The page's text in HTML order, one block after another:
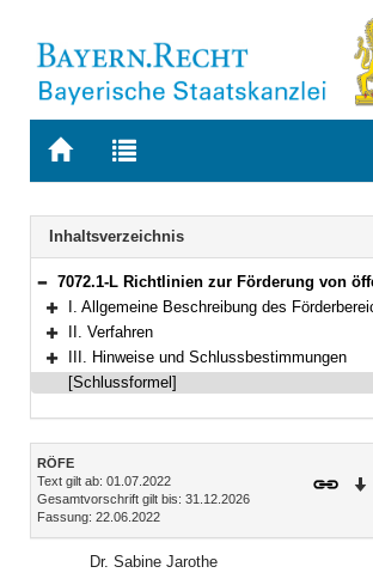
Zur
BAYERN.RECHT
Zur
letzten
Suche
Navigation
Inhaltsverzeichnis
Bereich reduzieren
7072.1-L Richtlinien zur Förderung von öffentlichen touristischen Infrastruktureinrichtungen (RÖFE) Bekanntmachung des Bayerischen Staatsministeriums für Wirtschaft,
Bereich erweitern
I. Allgemeine Beschreibung des
Bereich erweitern
II. Verfahren
Bereich erweitern
III. Hinweise und Schlussbestimmungen
[Schlussformel]
Inhalt
RÖFE
Text gilt ab: 01.07.2022
Gesamtvorschrift gilt bis: 31.12.2026
Fassung: 22.06.2022
Dr. Sabine Jarothe